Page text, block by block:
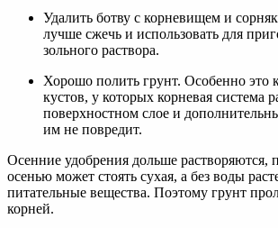
Удалить ботву с корневищем и
лучше сжечь и использовать для
зольного раствора.
Хорошо полить грунт. Особенно это
кустов, у которых корневая система
поверхностном слое и
им не повредит.
Осенние удобрения дольше растворяются,
осенью может стоять сухая, а без воды
питательные вещества. Поэтому грунт
корней.